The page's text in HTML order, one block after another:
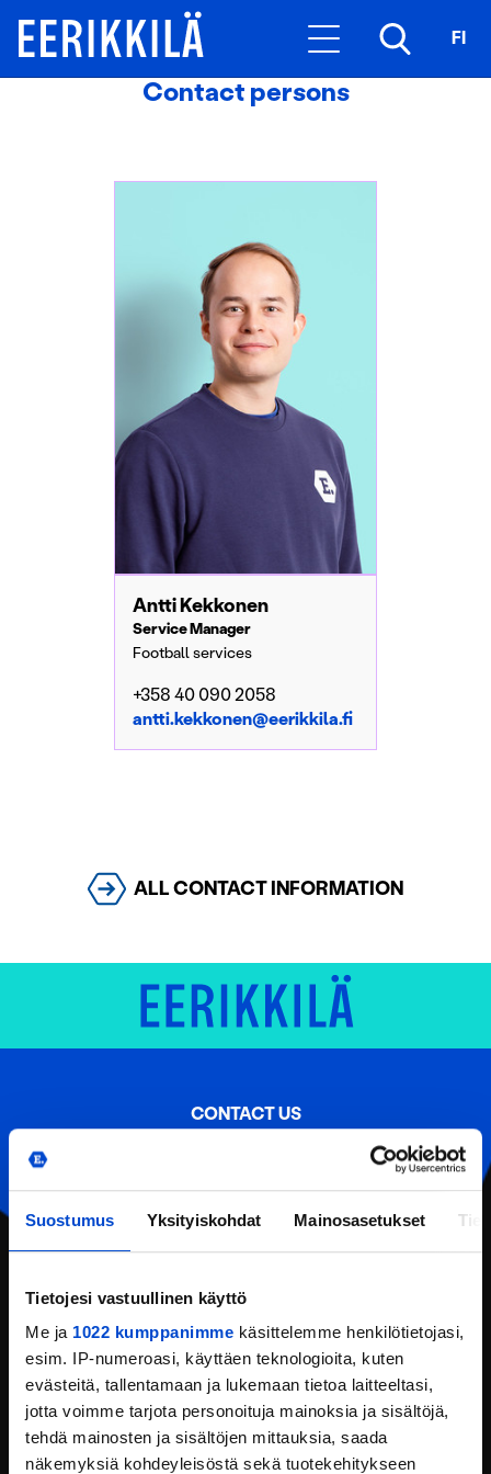
Suostumus Yksityiskohdat Mainosasetukset
Tietojesi vastuullinen käyttö
Me ja 1022 kumppanimme käsittelemme henkilötietojasi,
esim. IP-numeroasi, käyttäen teknologioita, kuten
evästeitä, tallentamaan ja lukemaan tietoa laitteeltasi,
jotta voimme tarjota personoituja mainoksia ja sisältöjä,
tehdä mainosten ja sisältöjen mittauksia, saada
näkemyksiä kohdeyleisöstä sekä tuotekehitykseen
FI
Contact persons
Antti Kekkonen
Service Manager
Football services
+358 40 090 2058
antti.kekkonen@eerikkila.fi
ALL CONTACT INFORMATION
CONTACT US
31370 Eerikkilä (Tammela)
Tel:(+358) 201 108 200
CONTACT INFORMATION
LOCATION
REQUEST AN OFFER
FEEDBACK